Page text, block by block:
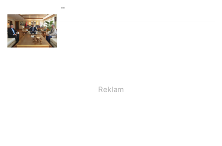
..